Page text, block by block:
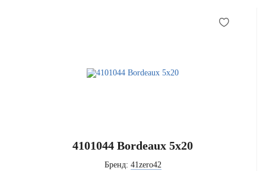
4101044 Bordeaux 5x20
Бренд: 41zero42